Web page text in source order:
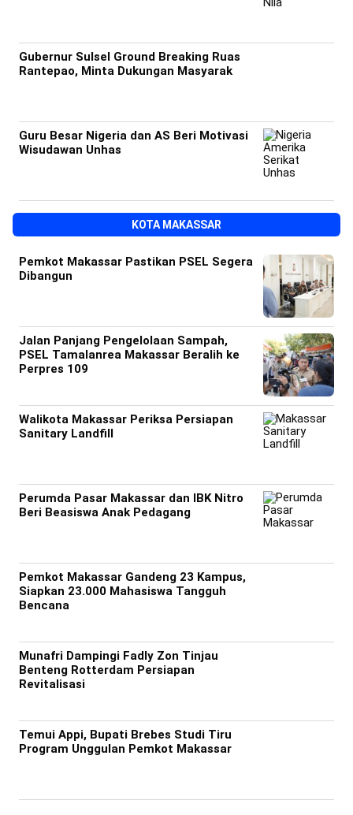
Gubernur Sulsel Ground Breaking Ruas
Rantepao, Minta Dukungan Masyarak
Guru Besar Nigeria dan AS Beri Motivasi
Wisudawan Unhas
KOTA MAKASSAR
Pemkot Makassar Pastikan PSEL Segera
Dibangun
Jalan Panjang Pengelolaan Sampah,
PSEL Tamalanrea Makassar Beralih ke
Perpres 109
Walikota Makassar Periksa Persiapan
Sanitary Landfill
Perumda Pasar Makassar dan IBK Nitro
Beri Beasiswa Anak Pedagang
Pemkot Makassar Gandeng 23 Kampus,
Siapkan 23.000 Mahasiswa Tangguh
Bencana
Munafri Dampingi Fadly Zon Tinjau
Benteng Rotterdam Persiapan
Revitalisasi
Temui Appi, Bupati Brebes Studi Tiru
Program Unggulan Pemkot Makassar